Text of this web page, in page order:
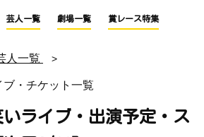
芸人一覧 劇場一覧 賞レース特集
人一覧
・チケット一覧
ライブ・出演予定・ス